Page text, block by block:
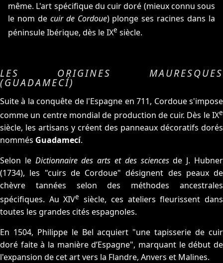
même. L'art spécifique du cuir doré (mieux connu sous
le nom de cuir de Cordoue) plonge ses racines dans la
péninsule Ibérique, dès le IXe siècle.
LES ORIGINES MAURESQUES
(GUADAMECÍ)
Suite à la conquête de l'Espagne en 711, Cordoue s'impose
comme un centre mondial de production de cuir. Dès le IXe
siècle, les artisans y créent des panneaux décoratifs dorés
nommés Guadamecí.
Selon le Dictionnaire des arts et des sciencesde J. Hubner
(1734), les "cuirs de Cordoue" désignent des peaux de
chèvre tannées selon des méthodes ancestrales
spécifiques. Au XIVe siècle, ces ateliers fleurissent dans
toutes les grandes cités espagnoles.
En 1504, Philippe le Bel acquiert "une tapisserie de cuir
doré faite à la manière d’Espagne", marquant le début de
l'expansion de cet art vers la Flandre, Anvers et Malines.